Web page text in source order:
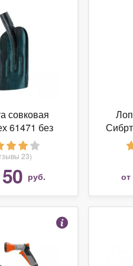
совковая
61471 без
23)
руб. от